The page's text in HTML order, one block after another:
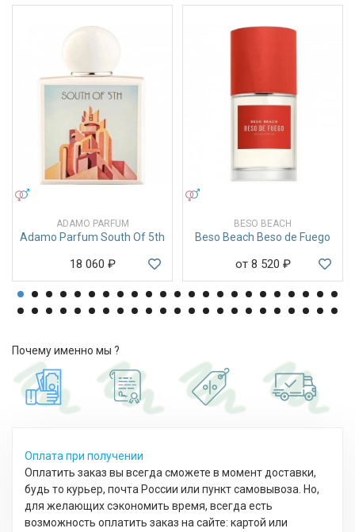
ADAMO PARFUM
Adamo Parfum South Of 5th
18 060 ₽
BESO BEACH
Beso Beach Beso de Fuego
от 8 520 ₽
Почему именно мы ?
Оплата при получении
Оплатить заказ вы всегда сможете в момент доставки,
будь то курьер, почта России или пункт самовывоза. Но,
для желающих сэкономить время, всегда есть
возможность оплатить заказ на сайте: картой или